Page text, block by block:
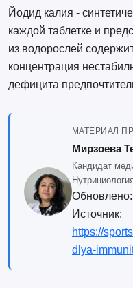
Йодид калия -
каждой таблетке и
из водорослей
концентрация
дефицита
МАТЕРИАЛ
Мирзоева
Кандидат
Обновлено:
Источник:
https://
dlya-